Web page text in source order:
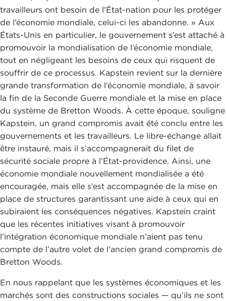
travailleurs ont besoin de l’État-nation pour les protéger
de l’économie mondiale, celui-ci les abandonne. » Aux
États-Unis en particulier, le gouvernement s’est attaché à
promouvoir la mondialisation de l’économie mondiale,
tout en négligeant les besoins de ceux qui risquent de
souffrir de ce processus. Kapstein revient sur la dernière
grande transformation de l’économie mondiale, à savoir
la fin de la Seconde Guerre mondiale et la mise en place
du système de Bretton Woods. À cette époque, souligne
Kapstein, un grand compromis avait été conclu entre les
gouvernements et les travailleurs. Le libre-échange allait
être instauré, mais il s’accompagnerait du filet de
sécurité sociale propre à l’État-providence. Ainsi, une
économie mondiale nouvellement mondialisée a été
encouragée, mais elle s’est accompagnée de la mise en
place de structures garantissant une aide à ceux qui en
subiraient les conséquences négatives. Kapstein craint
que les récentes initiatives visant à promouvoir
l’intégration économique mondiale n’aient pas tenu
compte de l’autre volet de l’ancien grand compromis de
Bretton Woods.
En nous rappelant que les systèmes économiques et les
marchés sont des constructions sociales — qu’ils ne sont